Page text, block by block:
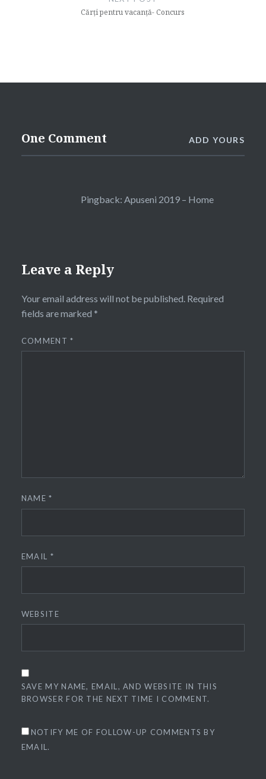
Cărți pentru vacanță- Concurs
One Comment ADD YOURS
Pingback: Apuseni 2019 – Home
Leave a Reply
Your email address will not be published. Required
fields are marked *
COMMENT*
NAME*
EMAIL *
WEBSITE
SAVE MY NAME, EMAIL, AND WEBSITE IN THIS
BROWSER FOR THE NEXT TIME I COMMENT.
NOTIFY ME OF FOLLOW-UP COMMENTS BY
EMAIL.